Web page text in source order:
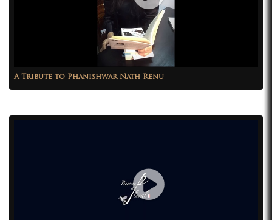
A Tribute to Phanishwar Nath Renu